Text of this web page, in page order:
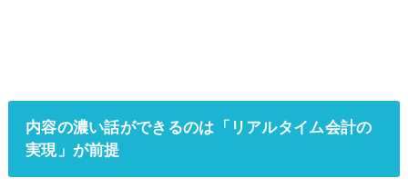
内容の濃い話ができるのは「リアルタイム会計の
実現」が前提